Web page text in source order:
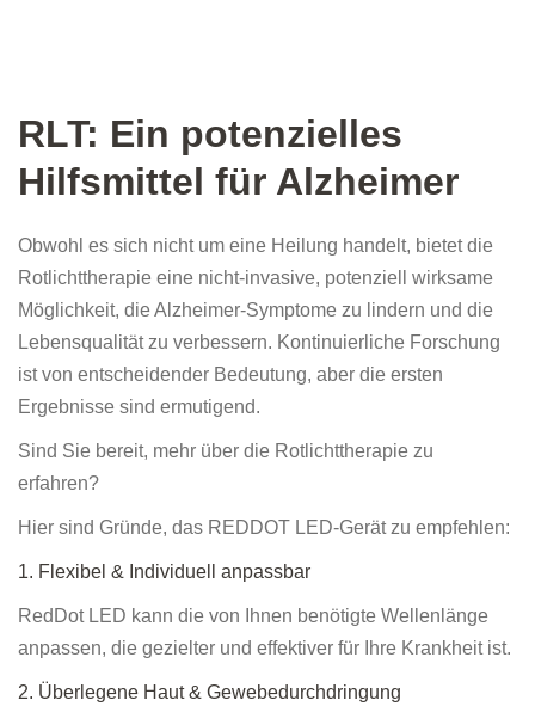
RLT: Ein potenzielles
Hilfsmittel für Alzheimer
Obwohl es sich nicht um eine Heilung handelt, bietet die
Rotlichttherapie eine nicht-invasive, potenziell wirksame
Möglichkeit, die Alzheimer-Symptome zu lindern und die
Lebensqualität zu verbessern. Kontinuierliche Forschung
ist von entscheidender Bedeutung, aber die ersten
Ergebnisse sind ermutigend.
Sind Sie bereit, mehr über die Rotlichttherapie zu
erfahren?
Hier sind Gründe, das REDDOT LED-Gerät zu empfehlen:
1. Flexibel & Individuell anpassbar
RedDot LED kann die von Ihnen benötigte Wellenlänge
anpassen, die gezielter und effektiver für Ihre Krankheit ist.
2. Überlegene Haut & Gewebedurchdringung